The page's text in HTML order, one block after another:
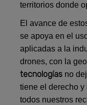
territorios donde
El avance de
se apoya en el
aplicadas a la
drones, con la
tecnologías no
tiene el derecho
todos nuestros